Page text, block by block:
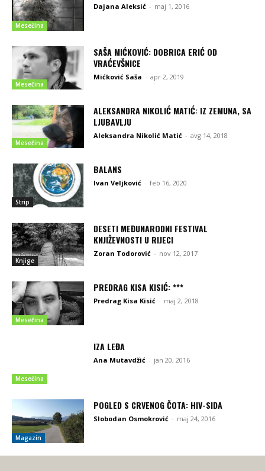
Mesečina
Dajana Aleksić - maj 1, 2016
Mesečina
SAŠA MIĆKOVIĆ: DOBRICA ERIĆ OD
VRAĆEVŠNICE
Mićković Saša - apr 2, 2019
Mesečina
ALEKSANDRA NIKOLIĆ MATIĆ: IZ ZEMUNA, SA
LJUBAVLJU
Aleksandra Nikolić Matić - avg 14, 2018
Strip
BALANS
Ivan Veljković - feb 16, 2020
Knjige
DESETI MEĐUNARODNI FESTIVAL
KNJIŽEVNOSTI U RIJECI
Zoran Todorović - nov 12, 2017
Mesečina
PREDRAG KISA KISIĆ: ***
Predrag Kisa Kisić - maj 2, 2018
Mesečina
IZA LEĐA
Ana Mutavdžić - jan 20, 2016
Magazin
POGLED S CRVENOG ČOTA: HIV-SIDA
Slobodan Osmokrović - maj 24, 2016